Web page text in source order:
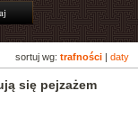
sortuj wg: trafności daty
się pejzażem